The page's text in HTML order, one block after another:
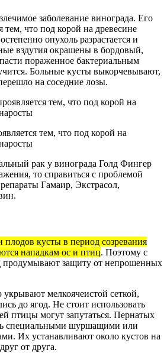
заболевание винограда. Его
что под корой на древесине
опухоль разрастается и
вздутия окрашены в бордовый,
пораженное бактериальным
Больные кусты выкорчевывают,
на соседние лозы.
тем, что под корой на
рак у винограда Голд Фингер
то справиться с проблемой
Гамаир, Экстрасол,
плодов кусты в период созревания
нападкам ос и птиц. Поэтому с
продумывают защиту от непрошенных
мелкоячеистой сеткой,
до ягод. Не стоит использовать
птицы могут запутаться. Пернатых
специальными шуршащими или
Их устанавливают около кустов на
от друга.